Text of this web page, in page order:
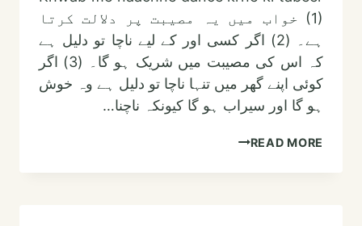
(1) خواب میں یہ مصیبت پر دلالت کرتا
ہے۔ (2) اگر کسی اور کے لیے ناچا تو دلیل ہے
کہ اس کی مصیبت میں شریک ہو گا۔ (3) اگر
کوئی اپنے گھر میں تنہا ناچا تو دلیل ہے وہ خوش
ہو گا اور سیراب ہو گا کیونکہ ناچنا…
READ MOREخواب